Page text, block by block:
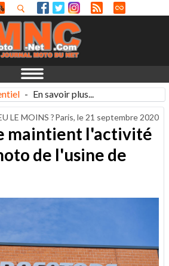
- En savoir plus...
LE MOINS ?Paris, le 21 septembre 2020
maintient l'activité
de l'usine de